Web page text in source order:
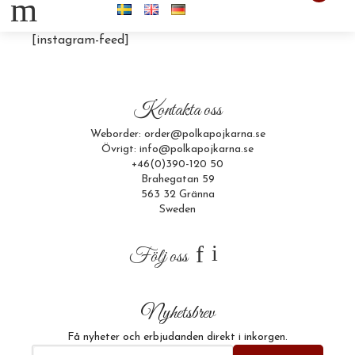
m
[instagram-feed]
Kontakta oss
Weborder: order@polkapojkarna.se
Övrigt: info@polkapojkarna.se
+46(0)390-120 50
Brahegatan 59
563 32 Gränna
Sweden
Följ oss f i
Nyhetsbrev
Få nyheter och erbjudanden direkt i inkorgen.